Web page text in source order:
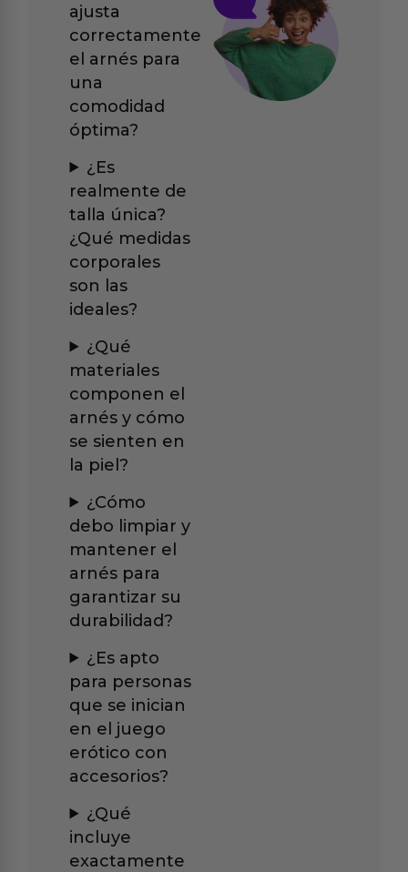
ajusta
correctamente
el arnés para
una
comodidad
óptima?
¿Es
realmente de
talla única?
¿Qué medidas
corporales
son las
ideales?
¿Qué
materiales
componen el
arnés y cómo
se sienten en
la piel?
¿Cómo
debo limpiar y
mantener el
arnés para
garantizar su
durabilidad?
¿Es apto
para personas
que se inician
en el juego
erótico con
accesorios?
¿Qué
incluye
exactamente